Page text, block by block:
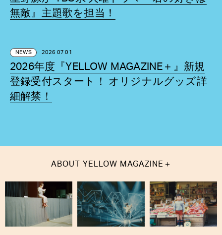
無敵』主題歌を担当！
NEWS 2026 07 01
2026年度『YELLOW MAGAZINE＋』新規
登録受付スタート！ オリジナルグッズ詳
細解禁！
ABOUT YELLOW MAGAZINE ＋